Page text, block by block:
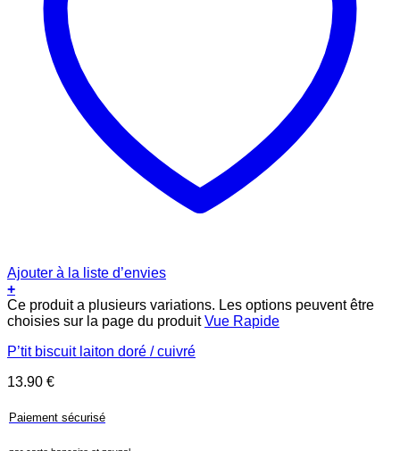
Ajouter à la liste d’envies
+
Ce produit a plusieurs variations. Les options peuvent être
choisies sur la page du produitVue Rapide
P’tit biscuit laiton doré / cuivré
13.90 €
Paiement sécurisé